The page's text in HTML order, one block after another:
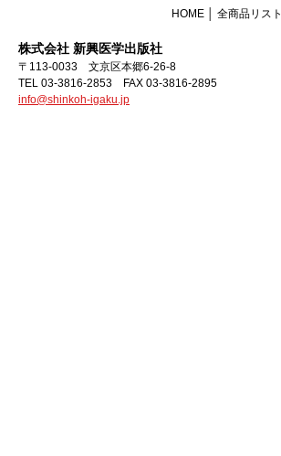
HOME 全商品リスト
株式会社 新興医学出版社
〒113-0033 文京区本郷6-26-8
TEL 03-3816-2853 FAX 03-3816-2895
info@shinkoh-igaku.jp